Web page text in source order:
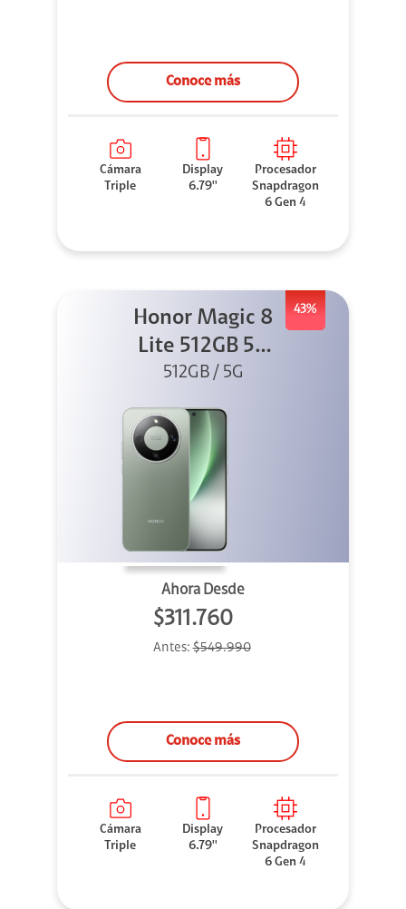
Conoce más
Cámara
Triple
Display
6.79''
Procesador
Snapdragon
6 Gen 4
43%
Honor Magic 8
Lite 512GB 5G
Verde
512GB / 5G
Ahora Desde
$311.760
Antes:$549.990
Conoce más
Cámara
Triple
Display
6.79''
Procesador
Snapdragon
6 Gen 4